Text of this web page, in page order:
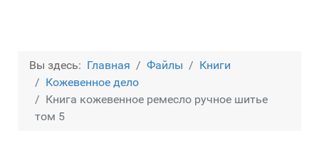
Вы здесь: Главная Файлы
Книги
Кожевенное дело
Книга кожевенное ремесло ручное шитье
том 5